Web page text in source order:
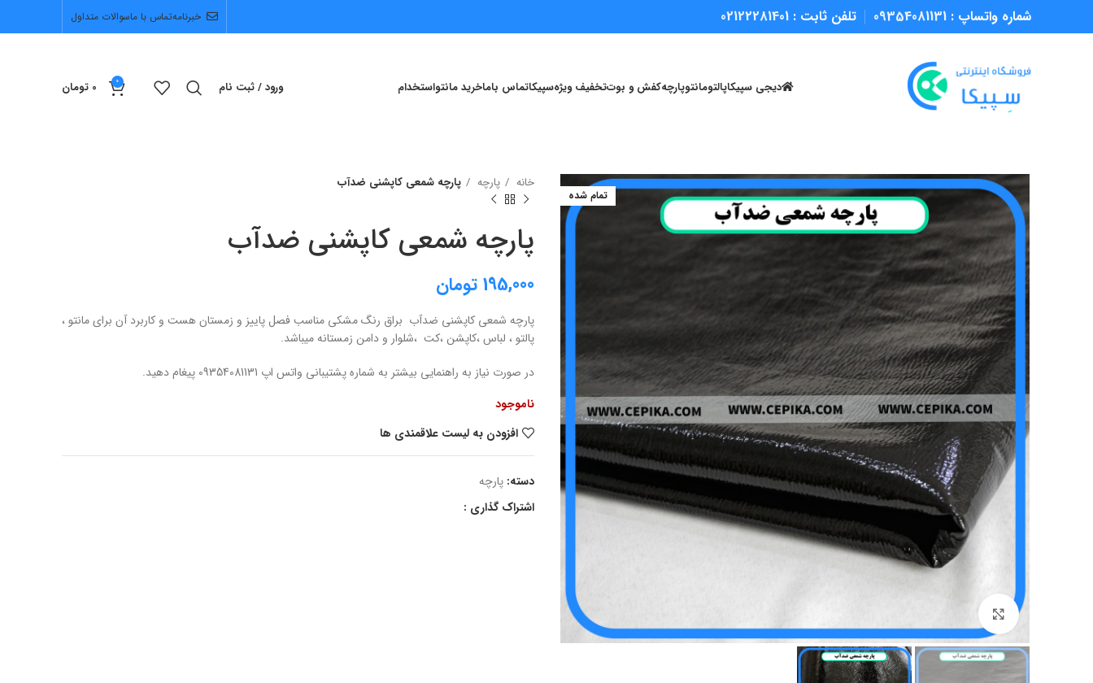
شماره واتساپ : 09354081131 تلفن ثابت : 02122281401 خبرنامهتماس با ماسوالات متداول
دیجی سپیکاپالتومانتوپارچهکفش و بوتتخفیف ویژهسپیکاتماس باماخرید مانتواستخدام ورود / ثبت نام 0
0 تومان
تمام شده
خانه پارچه پارچه شمعی کاپشنی ضدآب
پارچه شمعی کاپشنی ضدآب
195,000 تومان
پارچه شمعی کاپشنی ضدآب براق رنگ مشکی مناسب فصل پاییز و زمستان هست و کاربرد آن برای مانتو ،
پالتو ، لباس ،کاپشن ،کت ،شلوار و دامن زمستانه میباشد.
در صورت نیاز به راهنمایی بیشتر به شماره پشتیبانی واتس اپ 09354081131 پیغام دهید.
ناموجود
افزودن به لیست علاقمندی ها
دسته: پارچه
اشتراک گذاری :